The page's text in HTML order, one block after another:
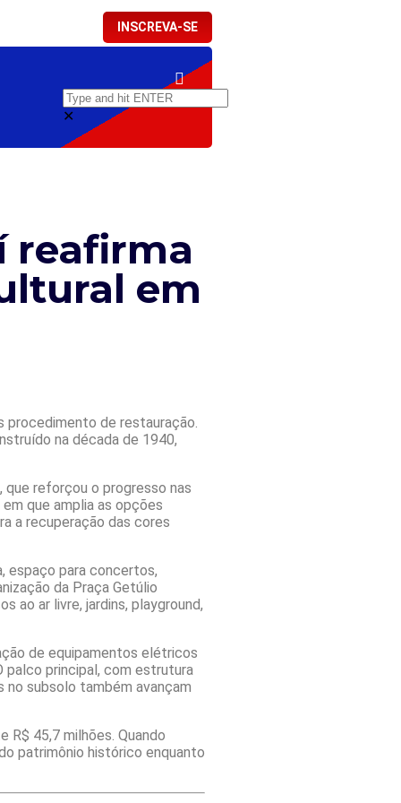
INSCREVA-SE
✕
reafirma
em
procedimento de restauração.
na década de 1940,
que reforçou o progresso nas
que amplia as opções
a recuperação das cores
espaço para concertos,
da Praça Getúlio
ao ar livre, jardins, playground,
de equipamentos elétricos
palco principal, com estrutura
subsolo também avançam
45,7 milhões. Quando
patrimônio histórico enquanto